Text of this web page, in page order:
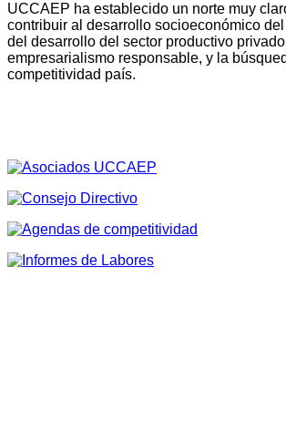
UCCAEP ha establecido un norte muy
contribuir al desarrollo socioeconómico
del desarrollo del sector productivo
empresarialismo responsable, y la
competitividad país.